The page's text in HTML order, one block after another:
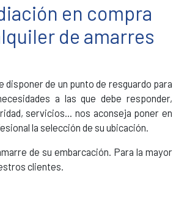
en compra
de amarres
disponer de un punto de resguardo para
a las que debe responder,
servicios... nos aconseja poner en
la selección de su ubicación.
de su embarcación. Para la mayor
clientes.